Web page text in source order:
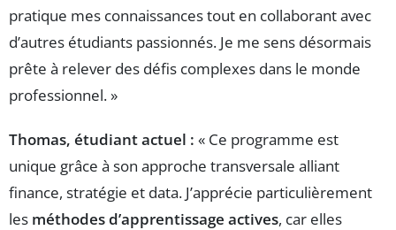
pratique mes connaissances tout en collaborant avec
d’autres étudiants passionnés. Je me sens désormais
prête à relever des défis complexes dans le monde
professionnel. »
Thomas, étudiant actuel : « Ce programme est
unique grâce à son approche transversale alliant
finance, stratégie et data. J’apprécie particulièrement
les méthodes d’apprentissage actives, car elles